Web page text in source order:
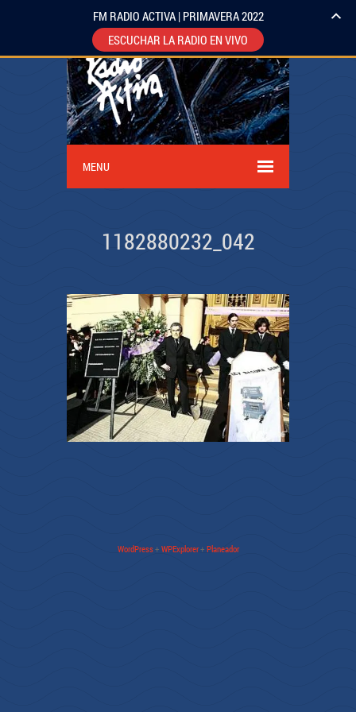
MENU
1182880232_042
WordPress+ WPExplorer+ Planeador
FM RADIO ACTIVA | PRIMAVERA 2022
ESCUCHAR LA RADIO EN VIVO